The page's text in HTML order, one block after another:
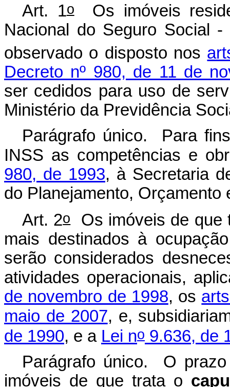
Art. 1oOs imóveis
Nacional do Seguro Social
observado o disposto nos
Decreto nº 980, de 11 de
ser cedidos para uso de
Ministério da Previdência
Parágrafo único. Para
INSS as competências e
980, de 1993, à Secretaria
do Planejamento, Orçamento
Art. 2oOs imóveis de que
mais destinados à
serão considerados
atividades operacionais,
de novembro de 1998, os
maio de 2007, e,
de 1990, e a Lei no 9.636, de
Parágrafo único. O
imóveis de que trata o